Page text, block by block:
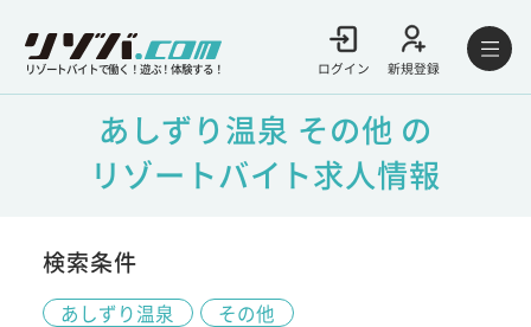
リゾートバイトで働く！遊ぶ！体験する！ ログイン 新規登録
あしずり温泉 その他 の
リゾートバイト求人情報
検索条件
あしずり温泉 その他